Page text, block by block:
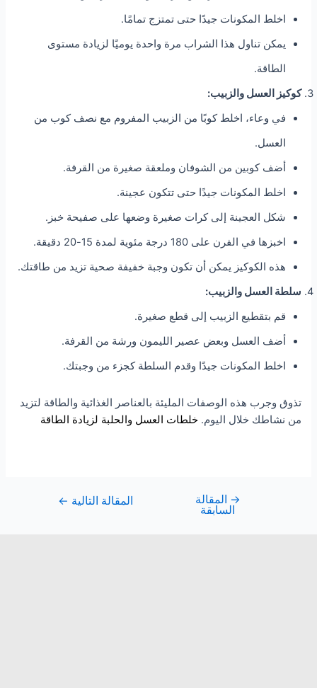
اخلط المكونات جيدًا حتى تمتزج تمامًا.
يمكن تناول هذا الشراب مرة واحدة يوميًا لزيادة مستوى
الطاقة.
كوكيز العسل والزبيب:
في وعاء، اخلط كوبًا من الزبيب المفروم مع نصف كوب من
العسل.
أضف كوبين من الشوفان وملعقة صغيرة من القرفة.
اخلط المكونات جيدًا حتى تتكون عجينة.
شكل العجينة إلى كرات صغيرة وضعها على صفيحة خبز.
اخبزها في الفرن على 180 درجة مئوية لمدة 15-20 دقيقة.
هذه الكوكيز يمكن أن تكون وجبة خفيفة صحية تزيد من طاقتك.
سلطة العسل والزبيب:
قم بتقطيع الزبيب إلى قطع صغيرة.
أضف العسل وبعض عصير الليمون ورشة من القرفة.
اخلط المكونات جيدًا وقدم السلطة كجزء من وجبتك.
تذوق وجرب هذه الوصفات المليئة بالعناصر الغذائية والطاقة لتزيد
من نشاطك خلال اليوم.خلطات العسل والحلبة لزيادة الطاقة
→ المقالة
السابقة
المقالة التالية ←